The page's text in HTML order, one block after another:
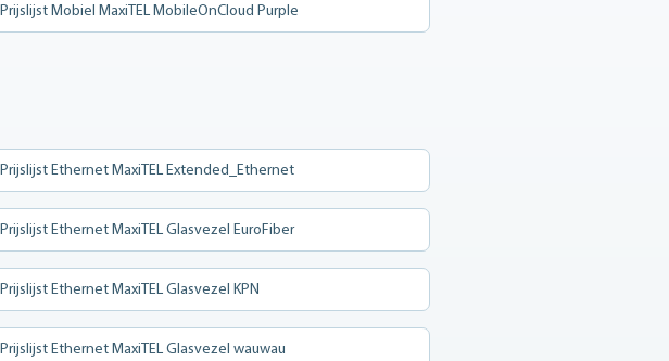
Prijslijst Mobiel MaxiTEL MobileOnCloud Purple
Prijslijst Ethernet MaxiTEL Extended_Ethernet
Prijslijst Ethernet MaxiTEL Glasvezel EuroFiber
Prijslijst Ethernet MaxiTEL Glasvezel KPN
Prijslijst Ethernet MaxiTEL Glasvezel wauwau